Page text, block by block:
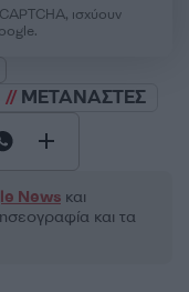
ισχύουν
ΜΕΤΑΝΑΣΤΕΣ
News και
και τα